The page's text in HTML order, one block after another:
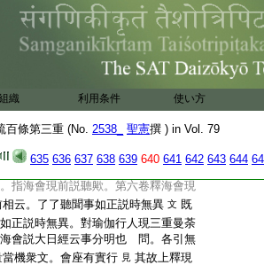
織 利用条件 使い方
百條第三重 (No. 2538_ 聖憲撰 ) in Vol. 79
635 636 637 638 639 640 641 642 643 644
法界宮無實行。隨他法界宮專有實行 云
隨自法界宮無實行證文引出居外朝一
文。彼文不出外民爲無實行證據。隨
法界宮有實行。證文引各引無量當機衆
會座歟。如何 答。此事尤不審也。可尋
云云 隨他法界宮爲今經會座 見
私云。
所經不可云結集流傳。故正今經説
指海會現前説聽歟。第六卷釋海會現
相云。了了聽聞事如正説時無異 文 既
正説時無異。對瑜伽行人現三重曼荼
會説大日經云事分明也 問。各引無
當機衆文。會座有實行 見 其故上釋現